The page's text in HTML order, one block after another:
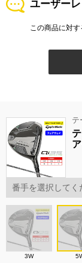
ユーザー
この商品に対す
テ
番手を選択してく
3W